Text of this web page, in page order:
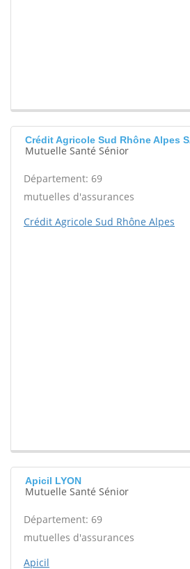
Crédit Agricole Sud Rhône Alpes
Mutuelle Santé Sénior
Département: 69
mutuelles d'assurances
Crédit Agricole Sud Rhône Alpes
Apicil LYON
Mutuelle Santé Sénior
Département: 69
mutuelles d'assurances
Apicil